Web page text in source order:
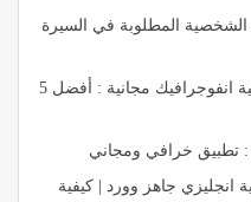
الشخصية المطلوبة في السيرة
قوالب سيرة ذاتية انفوجرافيك مجانية : أفضل 5
انجليزي جاهز وورد | كيفية